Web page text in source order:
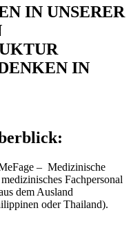
IN UNSERER
IN
– Medizinische
Fachpersonal
dem Ausland
oder Thailand).